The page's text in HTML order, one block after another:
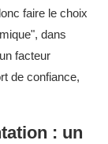
faire le choix
dans
facteur
de confiance,
: un